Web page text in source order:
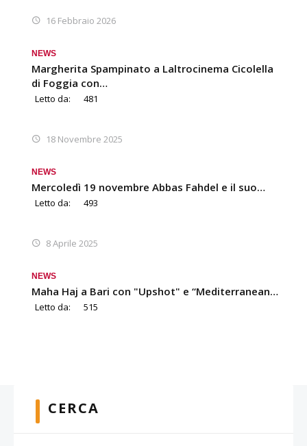
16 Febbraio 2026
NEWS
Margherita Spampinato a Laltrocinema Cicolella
di Foggia con…
Letto da: 481
18 Novembre 2025
NEWS
Mercoledì 19 novembre Abbas Fahdel e il suo…
Letto da: 493
8 Aprile 2025
NEWS
Maha Haj a Bari con "Upshot" e “Mediterranean…
Letto da: 515
CERCA